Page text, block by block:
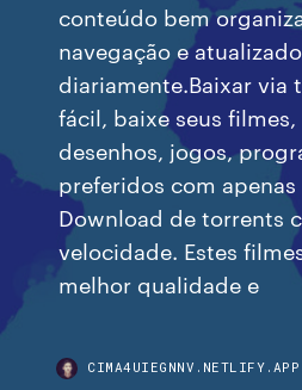
conteúdo bem
navegação e atualizado
diariamente.Baixar via
fácil, baixe seus filmes,
desenhos, jogos,
preferidos com
Download de torrents
velocidade. Estes
melhor qualidade e
CIMA4UIEGNNV.NETLIFY.APP